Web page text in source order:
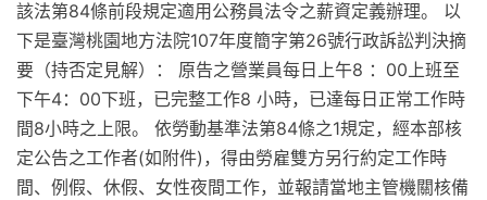
該法第84條前段規定適用公務員法令之薪資定義辦理。 以
下是臺灣桃園地方法院107年度簡字第26號行政訴訟判決摘
要（持否定見解）： 原告之營業員每日上午8 ：00上班至
下午4：00下班，已完整工作8 小時，已達每日正常工作時
間8小時之上限。 依勞動基準法第84條之1規定，經本部核
定公告之工作者(如附件)，得由勞雇雙方另行約定工作時
間、例假、休假、女性夜間工作，並報請當地主管機關核備